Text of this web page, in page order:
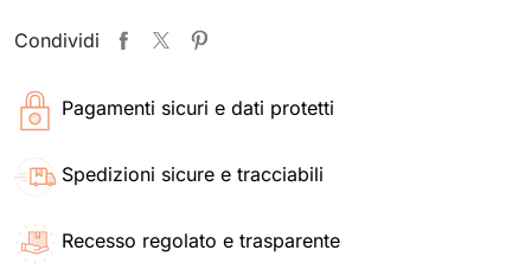
Condividi
Pagamenti sicuri e dati protetti
Spedizioni sicure e tracciabili
Recesso regolato e trasparente